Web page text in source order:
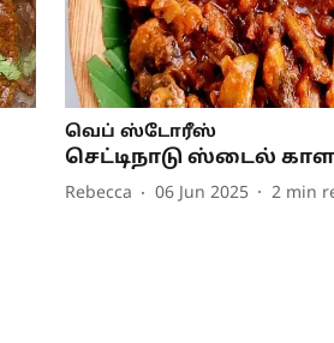
வெப் ஸ்டோரீஸ்
செட்டிநாடு ஸ்டைல்
Rebecca 06 Jun 2025 2 min